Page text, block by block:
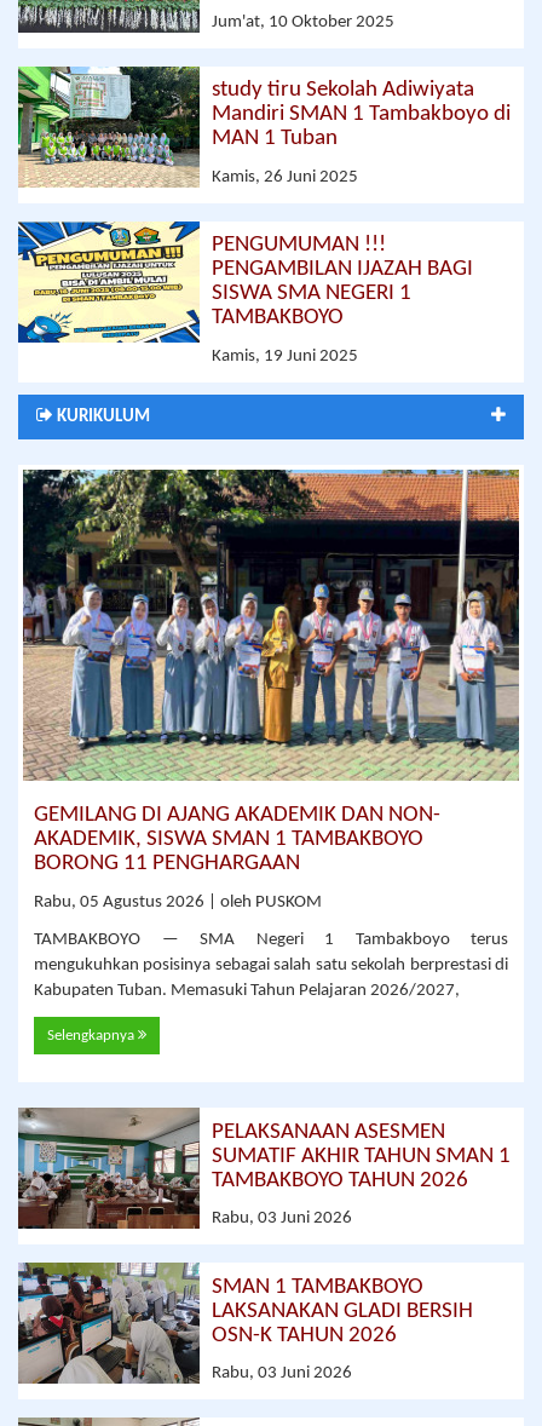
Jum'at, 10 Oktober 2025
study tiru Sekolah Adiwiyata
Mandiri SMAN 1 Tambakboyo di
MAN 1 Tuban
Kamis, 26 Juni 2025
PENGUMUMAN !!!
PENGAMBILAN IJAZAH BAGI
SISWA SMA NEGERI 1
TAMBAKBOYO
Kamis, 19 Juni 2025
KURIKULUM
GEMILANG DI AJANG AKADEMIK DAN NON-
AKADEMIK, SISWA SMAN 1 TAMBAKBOYO
BORONG 11 PENGHARGAAN
Rabu, 05 Agustus 2026 | oleh PUSKOM
TAMBAKBOYO — SMA Negeri 1 Tambakboyo terus
mengukuhkan posisinya sebagai salah satu sekolah berprestasi di
Kabupaten Tuban. Memasuki Tahun Pelajaran 2026/2027,
Selengkapnya
PELAKSANAAN ASESMEN
SUMATIF AKHIR TAHUN SMAN 1
TAMBAKBOYO TAHUN 2026
Rabu, 03 Juni 2026
SMAN 1 TAMBAKBOYO
LAKSANAKAN GLADI BERSIH
OSN-K TAHUN 2026
Rabu, 03 Juni 2026